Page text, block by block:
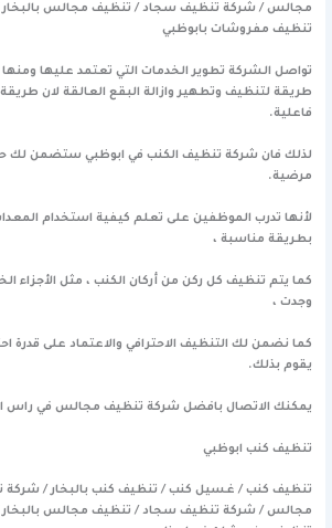
مجالس / شركة تنظيف سجاد / تنظيف مجالس
تنظيف مفروشات بابوظبي
تواصل الشركة تطوير الخدمات التي تعتمد عليها
طريقة لتنظيف وتطهير وازالة البقع العالقة لان طريقة
فاعلية.
لذلك فان شركة تنظيف الكنب في ابوظبي ستضمن لك
مرضية.
لأنها تدرب الموظفين على تعلم كيفية استخدام
بطريقة مناسبة ،
كما يتم تنظيف كل ركن من أركان الكنب ، مثل الأجزاء
وجدت ،
كما نضمن لك التنظيف الاحترافي والاعتماد على قدرة
يقوم بذلك.
يمكنك الاتصال بافضل شركة تنظيف مجالس في راس
تنظيف كنب ابوظبي
تنظيف كنب / غسيل كنب / تنظيف كنب بالبخار /
مجالس / شركة تنظيف سجاد / تنظيف مجالس